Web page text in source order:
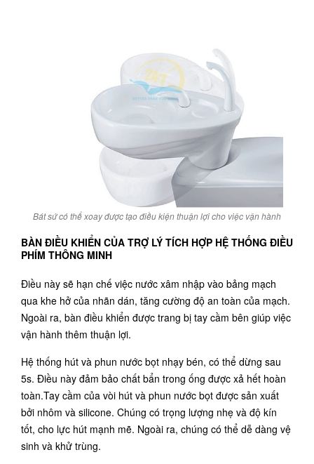
Bát sứ có thể xoay được tạo điều kiện thuận lợi cho việc vận hành
BÀN ĐIỀU KHIỂN CỦA TRỢ LÝ TÍCH HỢP HỆ THỐNG ĐIỀU
PHÍM THÔNG MINH
Điều này sẽ hạn chế việc nước xâm nhập vào bảng mạch
qua khe hở của nhãn dán, tăng cường độ an toàn của mạch.
Ngoài ra, bàn điều khiển được trang bị tay cầm bên giúp việc
vận hành thêm thuận lợi.
Hệ thống hút và phun nước bọt nhạy bén, có thể dừng sau
5s. Điều này đảm bảo chất bẩn trong ống được xả hết hoàn
toàn.Tay cầm của vòi hút và phun nước bọt được sản xuất
bởi nhôm và silicone. Chúng có trọng lượng nhẹ và độ kín
tốt, cho lực hút mạnh mẽ. Ngoài ra, chúng có thể dễ dàng vệ
sinh và khử trùng.